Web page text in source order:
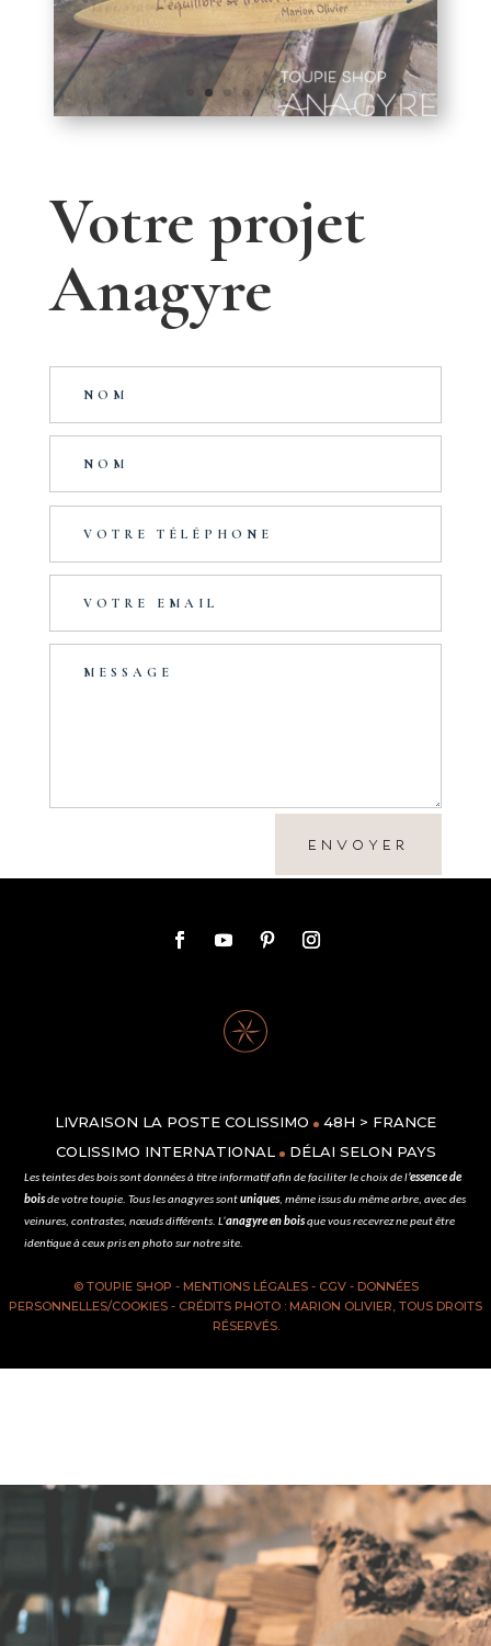
Votre projet
Anagyre
ENVOYER
LIVRAISON LA POSTE COLISSIMO
48H > FRANCE
COLISSIMO INTERNATIONAL DÉLAI SELON PAYS
Les teintes des boissont données à titre informatif afin de faciliter le choix de l’essence de
boisde votre toupie. Tous les anagyres sontuniques, même issus du même arbre, avec des
veinures, contrastes, nœuds différents. L’anagyre en boisque vous recevrez ne peut être
identique à ceux pris en photo sur notre site.
© TOUPIE SHOP - MENTIONS LÉGALES- CGV- DONNÉES
PERSONNELLES/COOKIES - CRÉDITS PHOTO : MARION OLIVIER, TOUS DROITS
RÉSERVÉS.